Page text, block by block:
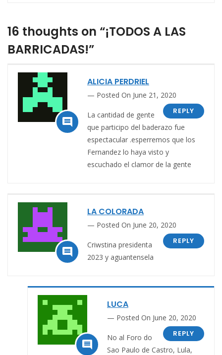
16 thoughts on “¡TODOS A LAS
BARRICADAS!”

ALICIA PERDRIEL
Posted On June 21, 2020
REPLY
La cantidad de gente
que participo del baderazo fue
espectacular .esperremos que los
Fernandez lo haya visto y
escuchado el clamor de la gente

LA COLORADA
Posted On June 20, 2020
REPLY
Criwstina presidenta
2023 y aguantensela

LUCA
Posted On June 20, 2020
REPLY
No al Foro do
Sao Paulo de Castro, Lula,